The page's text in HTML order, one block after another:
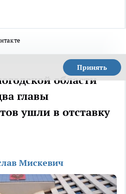
Принять
области
главы
ушли в отставку
Мискевич